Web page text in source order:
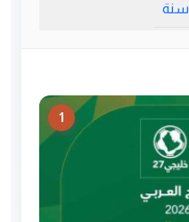
سنة
1